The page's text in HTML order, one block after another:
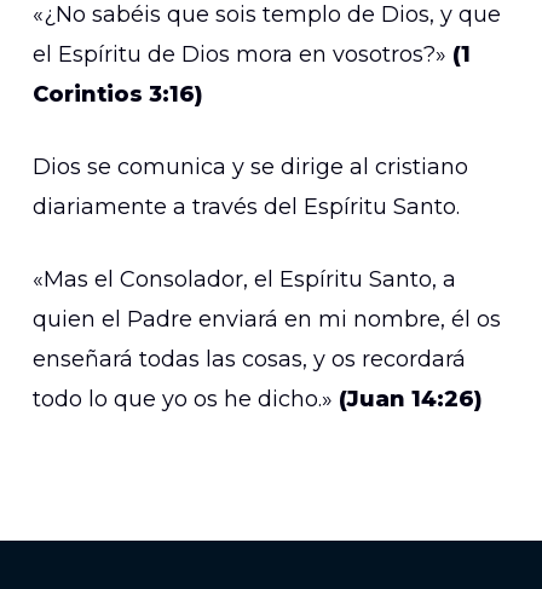
«¿No sabéis que sois templo de Dios, y que
el Espíritu de Dios mora en vosotros?» (1
Corintios 3:16)
Dios se comunica y se dirige al cristiano
diariamente a través del Espíritu Santo.
«Mas el Consolador, el Espíritu Santo, a
quien el Padre enviará en mi nombre, él os
enseñará todas las cosas, y os recordará
todo lo que yo os he dicho.» (Juan 14:26)